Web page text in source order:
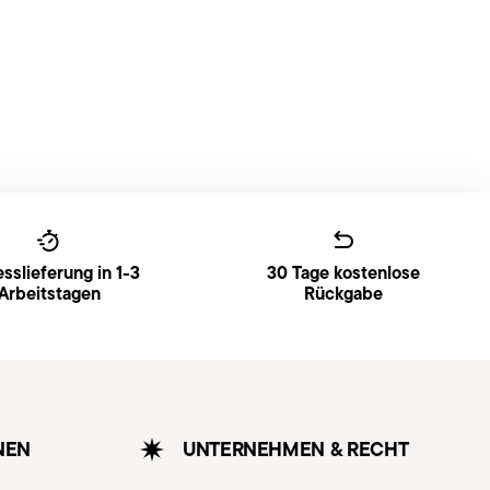
in 1-3 30 Tage kostenlose
Rückgabe
UNTERNEHMEN & RECHT